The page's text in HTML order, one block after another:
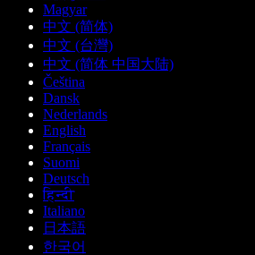
Magyar
中文 (简体)
中文 (台灣)
中文 (简体 中国大陆)
Čeština
Dansk
Nederlands
English
Français
Suomi
Deutsch
हिन्दी
Italiano
日本語
한국어